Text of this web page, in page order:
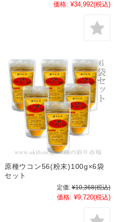
価格: ¥34,992(税込)
原種ウコン56(粉末)100g×6袋
セット
定価: ¥10,368(税込)
価格: ¥9,720(税込)